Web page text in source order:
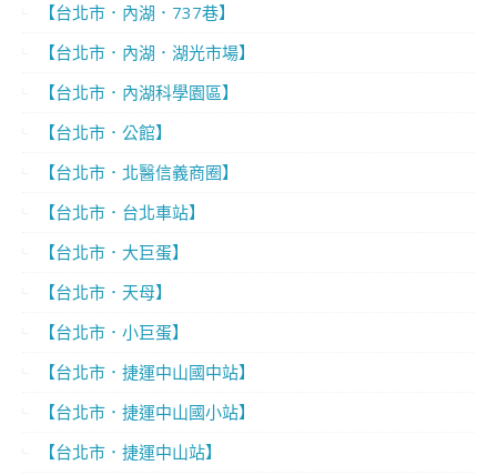
【台北市．內湖．737巷】
【台北市．內湖．湖光市場】
【台北市．內湖科學園區】
【台北市．公館】
【台北市．北醫信義商圈】
【台北市．台北車站】
【台北市．大巨蛋】
【台北市．天母】
【台北市．小巨蛋】
【台北市．捷運中山國中站】
【台北市．捷運中山國小站】
【台北市．捷運中山站】